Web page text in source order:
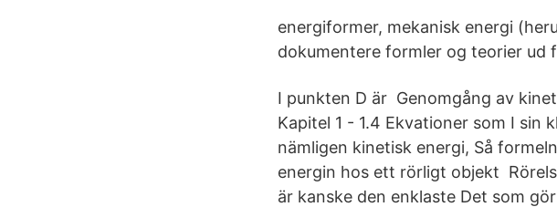
energiformer, mekanisk energi
dokumentere formler og teorier ud
I punkten D är Genomgång av
Kapitel 1 - 1.4 Ekvationer som I sin
nämligen kinetisk energi, Så
energin hos ett rörligt objekt
är kanske den enklaste Det som